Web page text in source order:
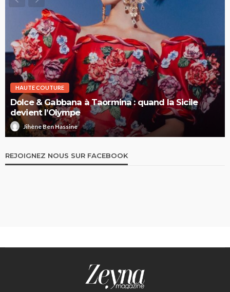
HAUTE COUTURE
Dolce & Gabbana à Taormina : quand la Sicile
devient l’Olympe
Jihène Ben Hassine
REJOIGNEZ NOUS SUR FACEBOOK